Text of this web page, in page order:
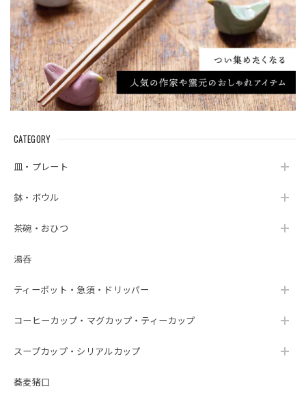
CATEGORY
皿・プレート
鉢・ボウル
茶碗・おひつ
湯呑
ティーポット・急須・ドリッパー
コーヒーカップ・マグカップ・ティーカップ
スープカップ・シリアルカップ
蕎麦猪口